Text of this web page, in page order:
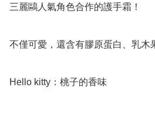
三麗鷗人氣角色合作的護手霜！
不僅可愛，還含有膠原蛋白、乳木
Hello kitty：桃子的香味